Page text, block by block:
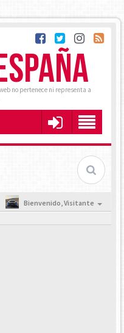
no pertenece ni representa a
Bienvenido,Visitante